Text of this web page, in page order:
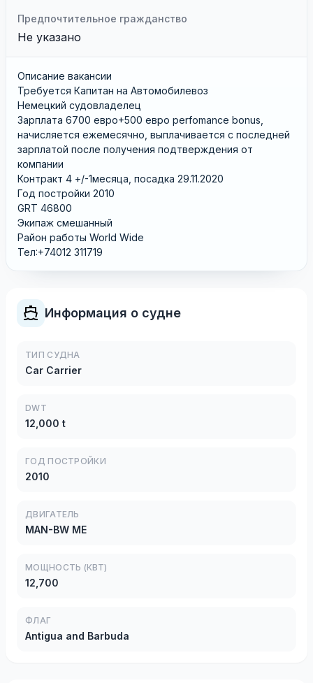
Предпочтительное гражданство
Не указано
Описание вакансии
Требуется Капитан на Автомобилевоз
Немецкий судовладелец
Зарплата 6700 евро+500 евро perfomance bonus,
начисляется ежемесячно, выплачивается с последней
зарплатой после получения подтверждения от
компании
Контракт 4 +/-1месяца, посадка 29.11.2020
Год постройки 2010
GRT 46800
Экипаж смешанный
Район работы World Wide
Тел:+74012 311719
Информация о судне
ТИП СУДНА
Car Carrier
DWT
12,000 t
ГОД ПОСТРОЙКИ
2010
ДВИГАТЕЛЬ
MAN-BW ME
МОЩНОСТЬ (КВТ)
12,700
ФЛАГ
Antigua and Barbuda